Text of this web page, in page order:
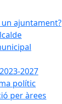
ajuntament?
2027
polític
per àrees